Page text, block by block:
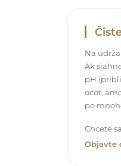
Na
Ak
pH
ocot,
po
Chcete
Objavte